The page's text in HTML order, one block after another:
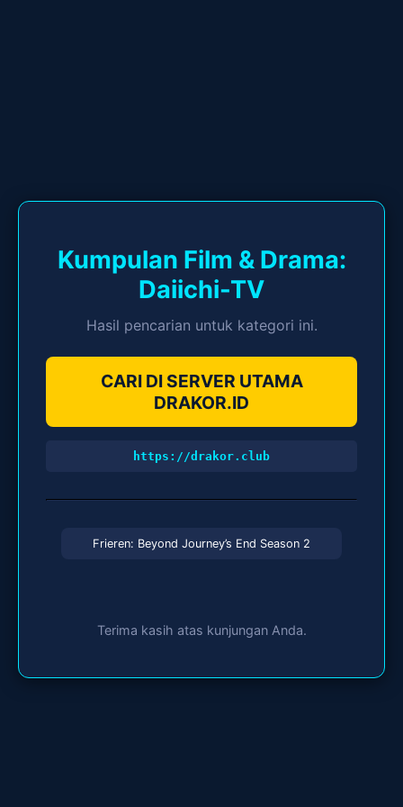
Kumpulan Film & Drama:
Daiichi-TV
Hasil pencarian untuk kategori ini.
CARI DI SERVER UTAMA
DRAKOR.ID
https://drakor.club
Frieren: Beyond Journey’s End Season 2
Terima kasih atas kunjungan Anda.